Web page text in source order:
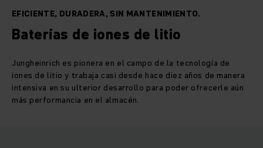
EFICIENTE, DURADERA, SIN MANTENIMIENTO.
Baterías de iones de litio
Jungheinrich es pionera en el campo de la tecnología de
iones de litio y trabaja casi desde hace diez años de manera
intensiva en su ulterior desarrollo para poder ofrecerle aún
más performancia en el almacén.